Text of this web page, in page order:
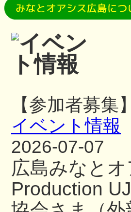
【参加者募
イベント情報
2026-07-07
広島みなと
Production